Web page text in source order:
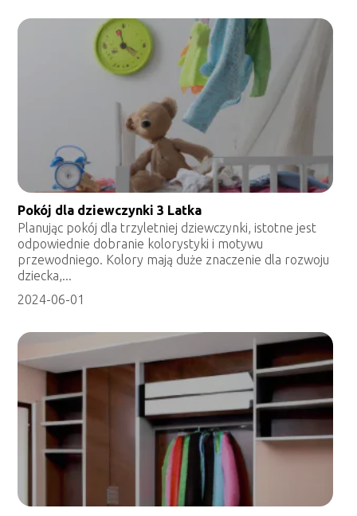
Pokój dla dziewczynki 3 Latka
Planując pokój dla trzyletniej dziewczynki, istotne jest
odpowiednie dobranie kolorystyki i motywu
przewodniego. Kolory mają duże znaczenie dla rozwoju
dziecka,...
2024-06-01